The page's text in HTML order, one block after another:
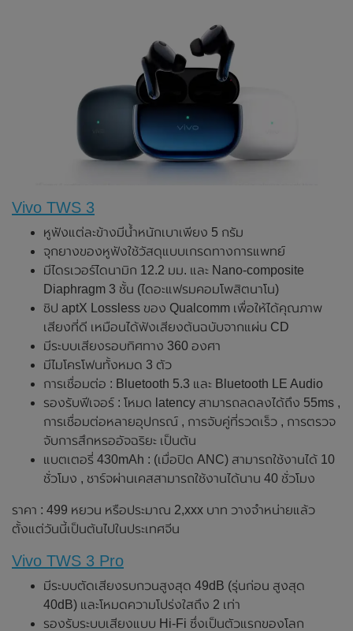
Vivo TWS 3
หูฟังแต่ละข้างมีน้ำหนักเบาเพียง 5 กรัม
จุกยางของหูฟังใช้วัสดุแบบเกรดทางการแพทย์
มีไดรเวอร์ไดนามิก 12.2 มม. และ Nano-composite
Diaphragm 3 ชั้น (ไดอะแฟรมคอมโพสิตนาโน)
ชิป aptX Lossless ของ Qualcomm เพื่อให้ได้คุณภาพ
เสียงที่ดี เหมือนได้ฟังเสียงต้นฉบับจากแผ่น CD
มีระบบเสียงรอบทิศทาง 360 องศา
มีไมโครโฟนทั้งหมด 3 ตัว
การเชื่อมต่อ : Bluetooth 5.3 และ Bluetooth LE Audio
รองรับฟีเจอร์ : โหมด latency สามารถลดลงได้ถึง 55ms ,
การเชื่อมต่อหลายอุปกรณ์ , การจับคู่ที่รวดเร็ว , การตรวจ
จับการสึกหรออัจฉริยะ เป็นต้น
แบตเตอรี่ 430mAh : (เมื่อปิด ANC) สามารถใช้งานได้ 10
ชั่วโมง , ชาร์จผ่านเคสสามารถใช้งานได้นาน 40 ชั่วโมง
ราคา : 499 หยวน หรือประมาณ 2,xxx บาท วางจำหน่ายแล้ว
ตั้งแต่วันนี้เป็นต้นไปในประเทศจีน
Vivo TWS 3 Pro
มีระบบตัดเสียงรบกวนสูงสุด 49dB (รุ่นก่อน สูงสุด
40dB) และโหมดความโปร่งใสถึง 2 เท่า
รองรับระบบเสียงแบบ Hi-Fi ซึ่งเป็นตัวแรกของโลก